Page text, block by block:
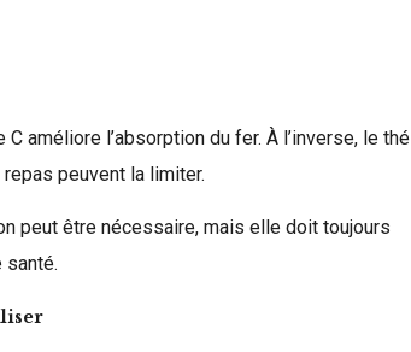
améliore l’absorption du fer. À l’inverse, le thé
peuvent la limiter.
peut être nécessaire, mais elle doit toujours
santé.